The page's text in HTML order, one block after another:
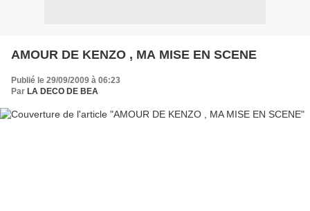
AMOUR DE KENZO , MA MISE EN SCENE
Publié le 29/09/2009 à 06:23
Par LA DECO DE BEA